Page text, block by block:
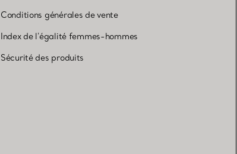
Conditions générales de vente
Index de l'égalité femmes-hommes
Sécurité des produits